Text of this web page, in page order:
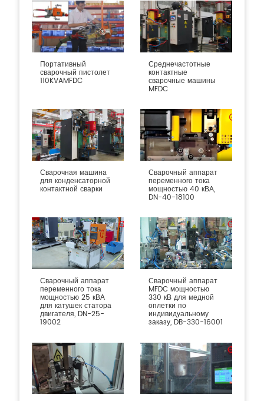
Портативный
сварочный пистолет
110KVAMFDC
Среднечастотные
контактные
сварочные машины
MFDC
Сварочная машина
для конденсаторной
контактной сварки
Сварочный аппарат
переменного тока
мощностью 40 кВА,
DN-40-18100
Сварочный аппарат
переменного тока
мощностью 25 кВА
для катушек статора
двигателя, DN-25-
19002
Сварочный аппарат
MFDC мощностью
330 кВ для медной
оплетки по
индивидуальному
заказу, DB-330-16001